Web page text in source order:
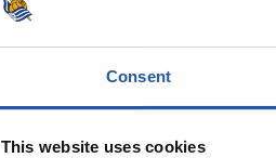
Consent
This website uses cookies